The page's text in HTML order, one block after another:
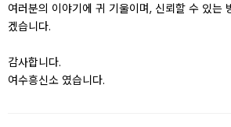
여러분의 이야기에 귀 기울이며, 신뢰할 수 있는
겠습니다.
감사합니다.
여수흥신소 였습니다.